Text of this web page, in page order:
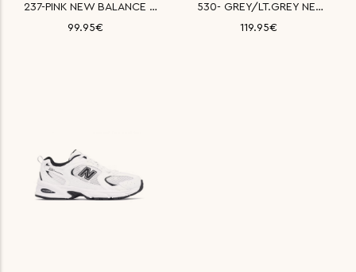
237-PINK NEW BALANCE ΠΑΠΟΥΤΣΙ
99.95€
530- GREY/LT.GREY NEW BALANCE
119.95€